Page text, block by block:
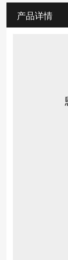
产品详情